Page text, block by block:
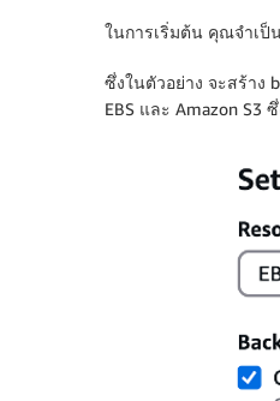
ในการเริ่มต้น คุณจำเป็น
ซึ่งในตัวอย่าง จะสร้าง
EBS และ Amazon S3